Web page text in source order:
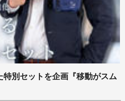
別セットを企画『移動がスム